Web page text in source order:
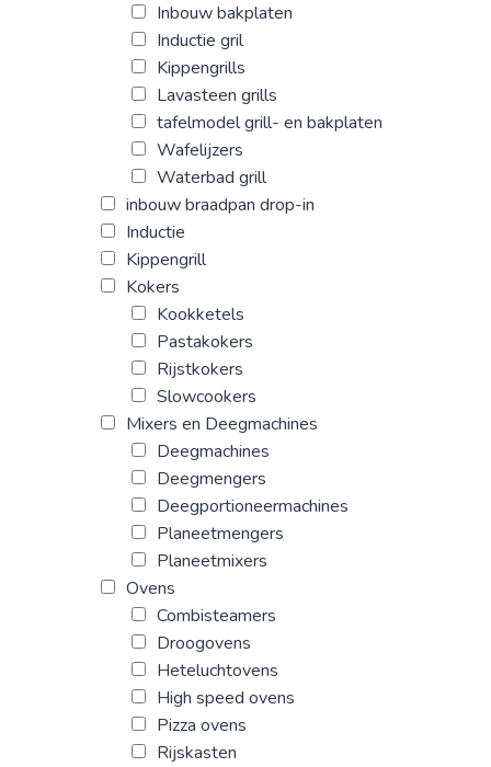
Inbouw bakplaten
Inductie gril
Kippengrills
Lavasteen grills
tafelmodel grill- en bakplaten
Wafelijzers
Waterbad grill
inbouw braadpan drop-in
Inductie
Kippengrill
Kokers
Kookketels
Pastakokers
Rijstkokers
Slowcookers
Mixers en Deegmachines
Deegmachines
Deegmengers
Deegportioneermachines
Planeetmengers
Planeetmixers
Ovens
Combisteamers
Droogovens
Heteluchtovens
High speed ovens
Pizza ovens
Rijskasten